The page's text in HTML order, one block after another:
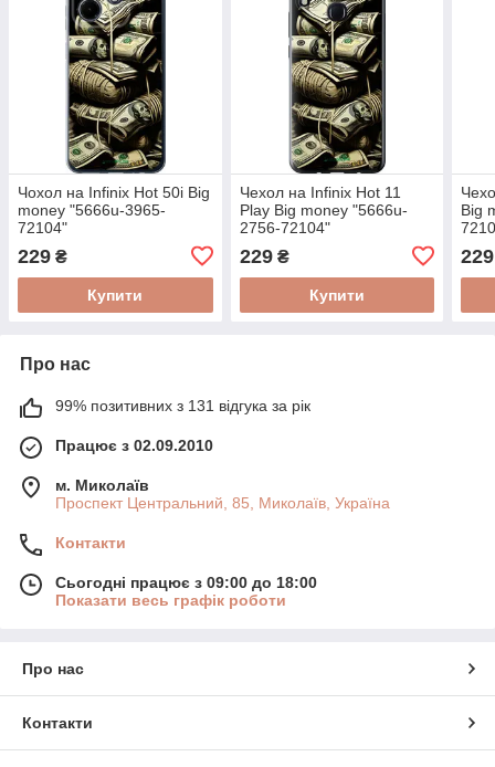
Чохол на Infinix Hot 50i Big
money "5666u-3965-
72104"
229 ₴
Купити
Чехол на Infinix Hot 11
Play Big money "5666u-
2756-72104"
229₴
Купити
Big
229
Про нас
99% позитивних з 131 відгука за рік
Працює з 02.09.2010
м. Миколаїв
Проспект Центральний, 85, Миколаїв, Україна
Контакти
Сьогодні працює з 09:00 до 18:00
Показати весь графік роботи
Про нас
Контакти